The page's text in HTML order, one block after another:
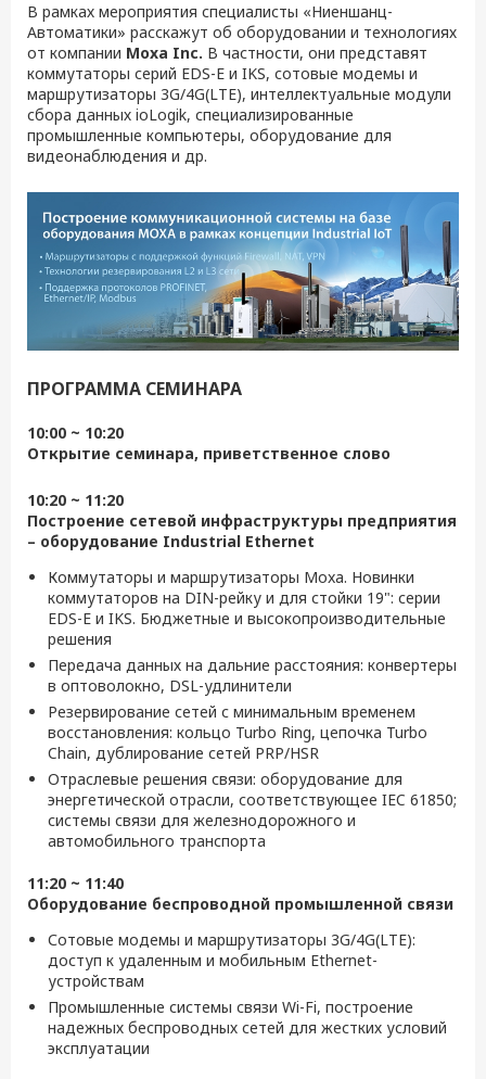
В рамках мероприятия специалисты «Ниеншанц-
Автоматики» расскажут об оборудовании и технологиях
от компании Moxa Inc. В частности, они представят
коммутаторы серий EDS-E и IKS, сотовые модемы и
маршрутизаторы 3G/4G(LTE), интеллектуальные модули
сбора данных ioLogik, специализированные
промышленные компьютеры, оборудование для
видеонаблюдения и др.
ПРОГРАММА СЕМИНАРА
10:00 ~ 10:20
Открытие семинара, приветственное слово
10:20 ~ 11:20
Построение сетевой инфраструктуры предприятия
– оборудование Industrial Ethernet
Коммутаторы и маршрутизаторы Moxa. Новинки
коммутаторов на DIN-рейку и для стойки 19": серии
EDS-E и IKS. Бюджетные и высокопроизводительные
решения
Передача данных на дальние расстояния: конвертеры
в оптоволокно, DSL-удлинители
Резервирование сетей с минимальным временем
восстановления: кольцо Turbo Ring, цепочка Turbo
Chain, дублирование сетей PRP/HSR
Отраслевые решения связи: оборудование для
энергетической отрасли, соответствующее IEC 61850;
системы связи для железнодорожного и
автомобильного транспорта
11:20 ~ 11:40
Оборудование беспроводной промышленной связи
Сотовые модемы и маршрутизаторы 3G/4G(LTE):
доступ к удаленным и мобильным Ethernet-
устройствам
Промышленные системы связи Wi-Fi, построение
надежных беспроводных сетей для жестких условий
эксплуатации